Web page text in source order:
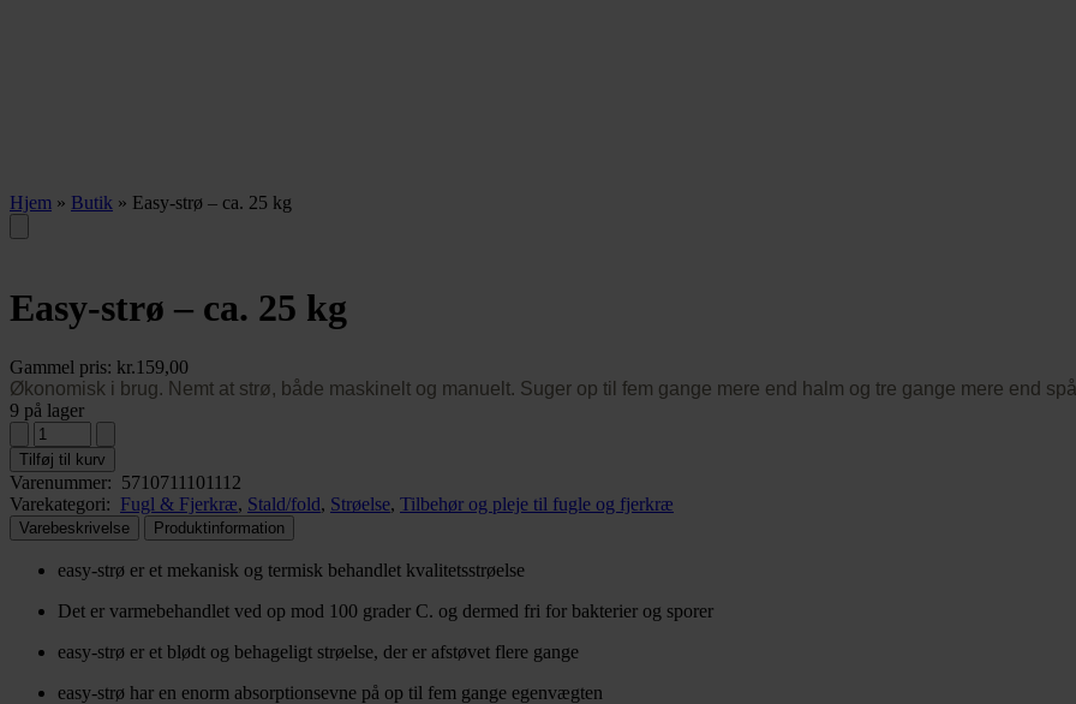
Hjem » Butik » Easy-strø – ca. 25 kg
Easy-strø – ca. 25 kg
Gammel pris: kr.159,00
Økonomisk i brug. Nemt at strø, både maskinelt og manuelt. Suger op til fem gange mere end halm og tre gange mere end
9 på lager
Tilføj til kurv
Varenummer: 5710711101112
Varekategori: Fugl & Fjerkræ, Stald/fold, Strøelse, Tilbehør og pleje til fugle og fjerkræ
Varebeskrivelse Produktinformation
easy-strø er et mekanisk og termisk behandlet kvalitetsstrøelse
Det er varmebehandlet ved op mod 100 grader C. og dermed fri for bakterier og sporer
easy-strø er et blødt og behageligt strøelse, der er afstøvet flere gange
easy-strø har en enorm absorptionsevne på op til fem gange egenvægten